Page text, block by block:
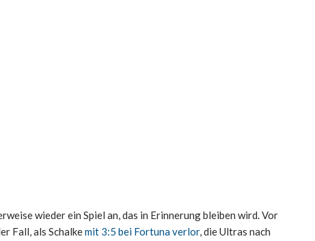
wieder ein Spiel an, das in Erinnerung bleiben wird. Vor
Fall, als Schalkemit 3:5 bei Fortuna verlor, die Ultras nach